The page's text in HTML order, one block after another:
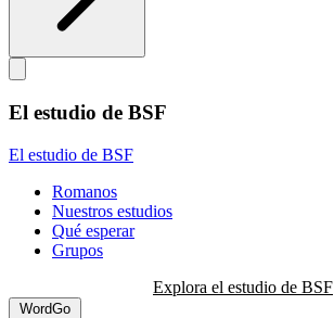
El estudio de BSF
El estudio de BSF
Romanos
Nuestros estudios
Qué esperar
Grupos
Explora el estudio de BSF
WordGo